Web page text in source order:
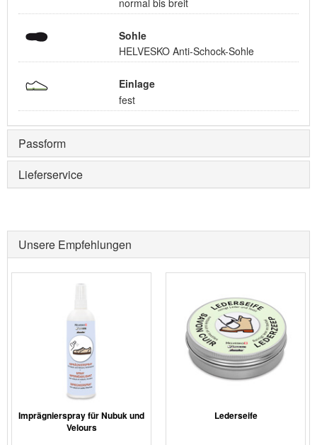
Sohle
HELVESKO Anti-Schock-Sohle
Einlage
fest
Passform
Lieferservice
Unsere Empfehlungen
Imprägnierspray für Nubuk und
Velours
Lederseife